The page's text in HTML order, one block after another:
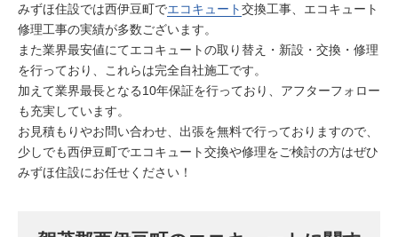
みずほ住設では西伊豆町でエコキュート交換工事、エコキュート
修理工事の実績が多数ございます。
また業界最安値にてエコキュートの取り替え・新設・交換・修理
を行っており、これらは完全自社施工です。
加えて業界最長となる10年保証を行っており、アフターフォロー
も充実しています。
お見積もりやお問い合わせ、出張を無料で行っておりますので、
少しでも西伊豆町でエコキュート交換や修理をご検討の方はぜひ
みずほ住設にお任せください！